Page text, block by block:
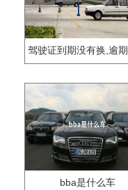
bba是什么车